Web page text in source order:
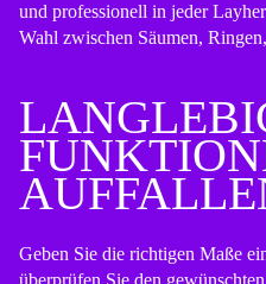
und professionell in jeder
Wahl zwischen Säumen,
Geben Sie die richtigen Maße
überprüfen Sie den